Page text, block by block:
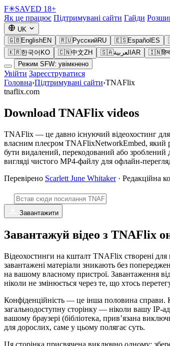
F✳SAVED 18+
Як це працює Підтримувані сайти Гайди
UK
🇬🇧EnglishEN 🇷🇺РусскийRU 🇪🇸Español ES
🇰🇷한국어 KO 🇨🇳中文ZH 🇸🇦العربية AR 🇮🇳
Режим SFW: увімкнено
Увійти Зареєструватися
Головна›Підтримувані сайти›TNAFlix
tnaflix.com
Download TNAFlix videos
TNAFlix — це давно існуючий відеохостинг для
власним плеєром TNAFlixNetworkEmbed, який
бути видалений, перекодований або
вигляді чистого MP4-файлу для офлайн-
Перевірено Scarlett June Whitaker· Редакційна
Завантажити
Завантажуй відео з TNAFlix
Відеохостинги на кшталт TNAFlix створені для
завантажені матеріали зникають без
на вашому власному пристрої. Завантаження
ніколи не змінюється через те, що хтось
Конфіденційність — це інша половина
загальнодоступну сторінку — ніколи вашу IP-
вашому браузері (бібліотека, прив’язана
для дорослих, саме у цьому полягає суть.
Ця сторінка присвячена виключно одному: